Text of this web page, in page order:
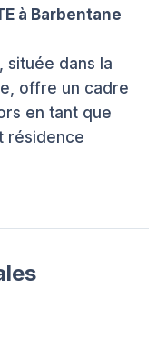
à Barbentane
située dans la
offre un cadre
en tant que
résidence